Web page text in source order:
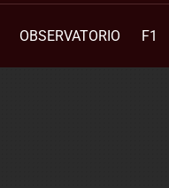
OBSERVATORIO F1